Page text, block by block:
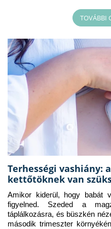
TOVÁBBI
Terhességi vashiány:
kettőtöknek van
Amikor kiderül, hogy babát
figyelned. Szeded a
táplálkozásra, és büszkén
második trimeszter